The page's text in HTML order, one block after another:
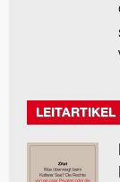
LEITARTIKEL